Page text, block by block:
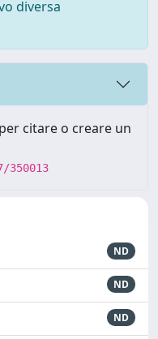
diversa
citare o creare un
ND
ND
ND